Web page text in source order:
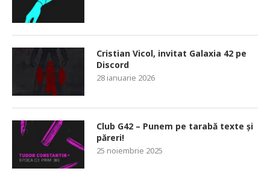
Cristian Vicol, invitat Galaxia 42 pe
Discord
28 ianuarie 2026
Club G42 – Punem pe tarabă texte și
păreri!
25 noiembrie 2025